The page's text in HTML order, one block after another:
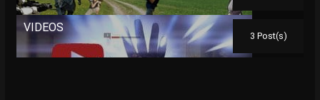
VIDEOS
3 Post(s)